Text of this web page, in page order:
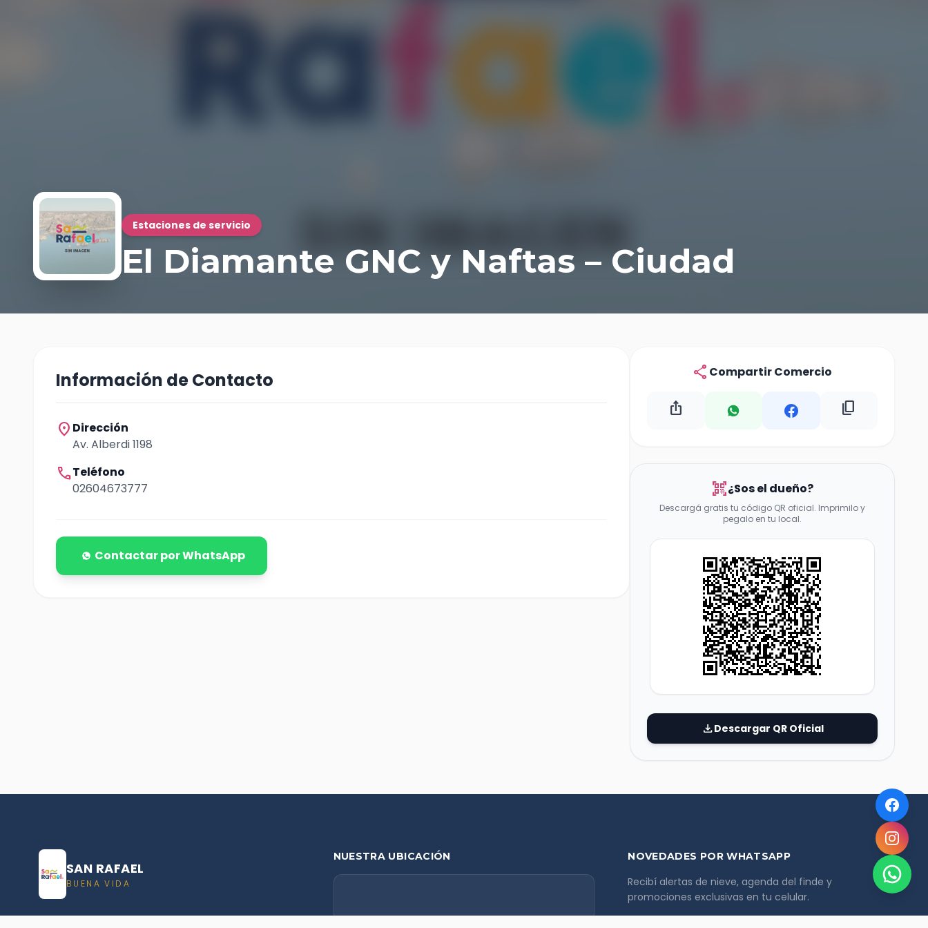
Estaciones de servicio
El Diamante GNC y Naftas – Ciudad
Información de Contacto
location_on Dirección
Av. Alberdi 1198
callTeléfono
02604673777
Contactar por WhatsApp
share Compartir Comercio
ios_share content_copy
qr_code_scanner¿Sos el dueño?
Descargá gratis tu código QR oficial. Imprimilo y
pegalo en tu local.
downloadDescargar QR Oficial
SAN RAFAEL
BUENA VIDA
NUESTRA UBICACIÓN NOVEDADES POR WHATSAPP
Recibí alertas de nieve, agenda del finde y
promociones exclusivas en tu celular.